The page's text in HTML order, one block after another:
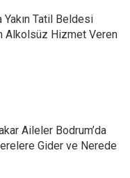
Yakın Tatil Beldesi
Alkolsüz Hizmet Veren
Aileler Bodrum’da
Gider ve Nerede